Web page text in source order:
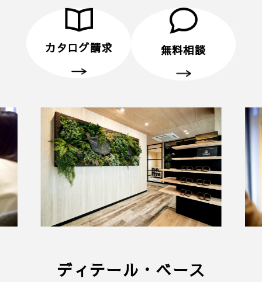
・プレゼントは、1名様（1家族様）1回限りとさせ
・未成年者様のみのご来場は対象外とさせていただ
■ 個人情報の取り扱いについて
・ご入力いただきました情報は「プライバシーポリ
」に従って取り扱われます。
カタログ請求 無料相談
ディテール・ベース